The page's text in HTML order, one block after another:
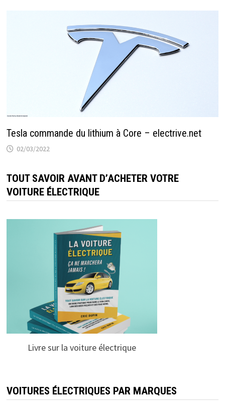
Tesla commande du lithium à Core – electrive.net
02/03/2022
TOUT SAVOIR AVANT D’ACHETER VOTRE
VOITURE ÉLECTRIQUE
Livre sur la voiture électrique
VOITURES ÉLECTRIQUES PAR MARQUES